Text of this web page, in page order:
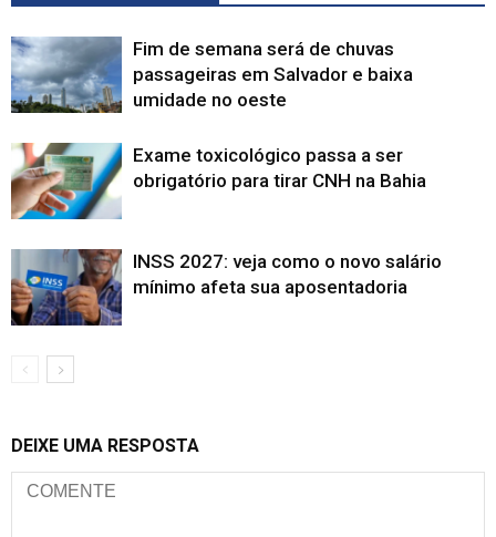
Fim de semana será de chuvas
passageiras em Salvador e baixa
umidade no oeste
Exame toxicológico passa a ser
obrigatório para tirar CNH na Bahia
INSS 2027: veja como o novo salário
mínimo afeta sua aposentadoria
DEIXE UMA RESPOSTA